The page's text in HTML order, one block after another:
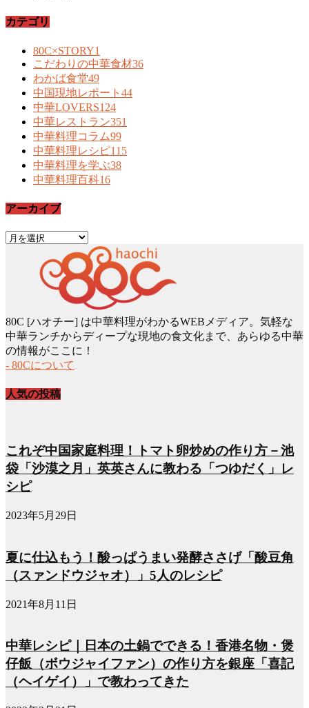
カテゴリ
80C×STORY1
こだわりの中華食材36
わかば食堂49
中国現地レポート 44
中華LOVERS124
中華レストラン351
中華料理コラム99
中華料理レシピ115
中華料理を学ぶ38
中華料理百科16
アーカイブ
ア
80C [ハオチー] は中華料理がわかるWEBメディア。気軽な
中華ランチからディープな現地の食文化まで、あらゆる中華
の情報がここに！
- 80Cについて
人気の投稿
これぞ中国家庭料理！トマト卵炒めの作り方－池
袋「沙漠之月」英英さんに教わる「つゆだく」レ
シピ
2023年5月29日
夏に仕込もう！酸っぱうまい発酵ささげ「酸豆角
（スァンドウジャオ）」5人のレシピ
2021年8月11日
中華レシピ｜日本の土鍋でできる！香港名物・煲
仔飯（ボウジャイファン）の作り方を銀座「喜記
（ヘイゲイ）」で教わってきた